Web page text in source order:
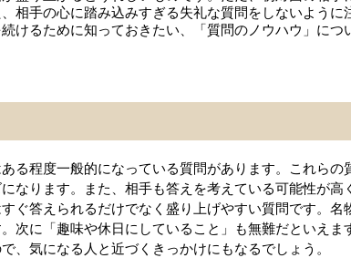
相手の心に踏み込みすぎる失礼な質問をしないように
けるために知っておきたい、「質問のノウハウ」につ
る程度一般的になっている質問があります。これらの
なります。また、相手も答えを考えている可能性が高
ぐ答えられるだけでなく盛り上げやすい質問です。名
次に「趣味や休日にしていること」も無難だといえま
、気になる人と近づくきっかけにもなるでしょう。